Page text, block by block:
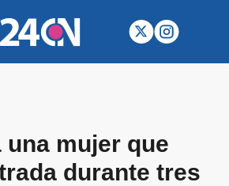
una mujer que
durante tres